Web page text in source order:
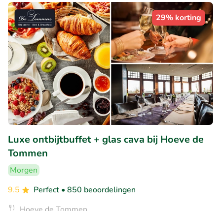
29% korting
Luxe ontbijtbuffet + glas cava bij Hoeve de
Tommen
Morgen
9.5
Perfect • 850 beoordelingen